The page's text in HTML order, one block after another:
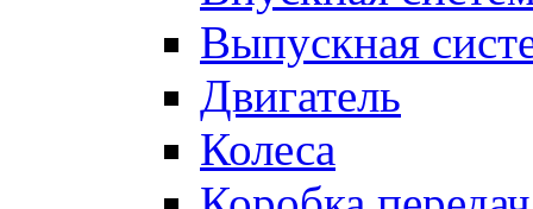
Выпускная
Двигатель
Колеса